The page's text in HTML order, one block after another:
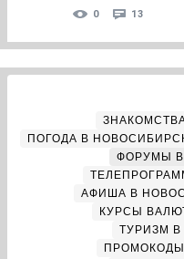
0 13
ПОГОДА В
ФОРУМЫ
АФИША В
КУРСЫ
ТУРИЗМ